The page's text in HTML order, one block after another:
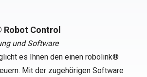
Control
und Software
es Ihnen den einen robolink®
Mit der zugehörigen Software